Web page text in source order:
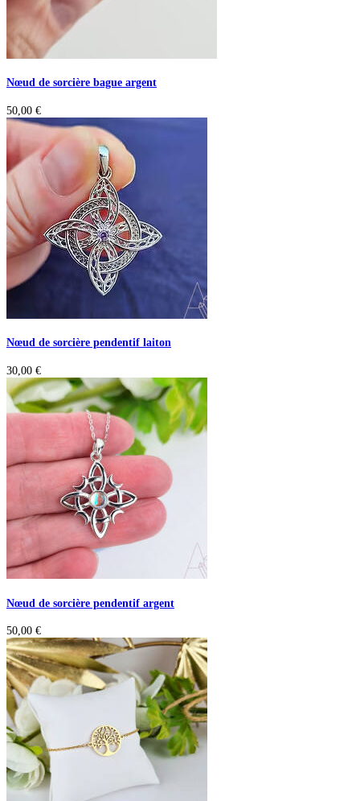
Nœud de sorcière bague argent
50,00 €
Nœud de sorcière pendentif laiton
30,00 €
Nœud de sorcière pendentif argent
50,00 €